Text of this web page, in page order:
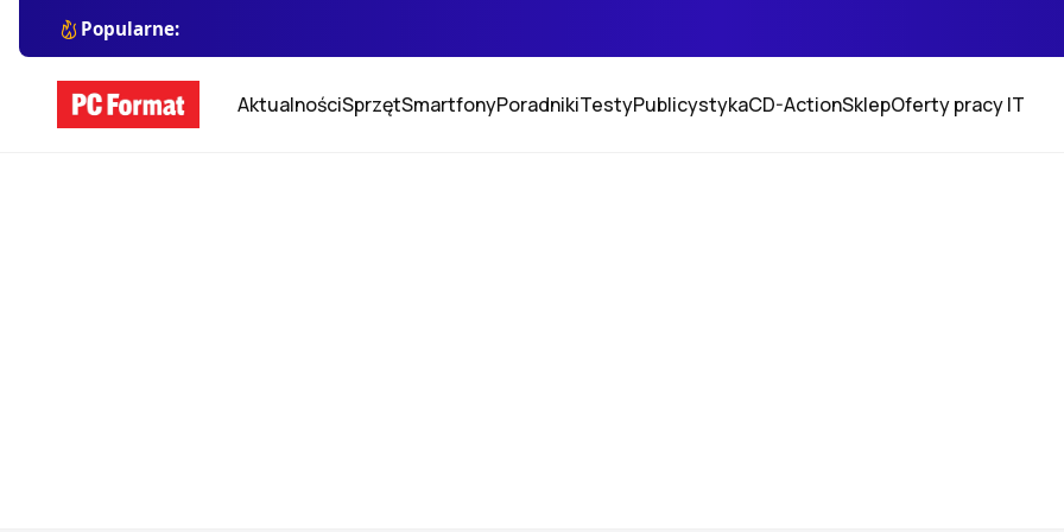
Popularne:
AktualnościSprzętSmartfonyPoradnikiTestyPublicystykaCD-ActionSklepOferty pracy IT